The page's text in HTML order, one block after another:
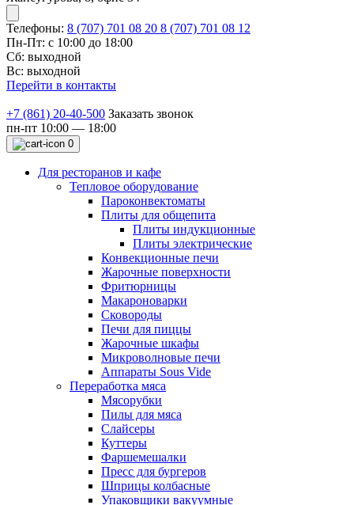
Телефоны: 8 (707) 701 08 20 8 (707) 701 08 12
Пн-Пт: с 10:00 до 18:00
Сб: выходной
Вс: выходной
Перейти в контакты
+7 (861) 20-40-500 Заказать звонок
пн-пт 10:00 — 18:00
0
Для ресторанов и кафе
Тепловое оборудование
Пароконвектоматы
Плиты для общепита
Плиты индукционные
Плиты электрические
Конвекционные печи
Жарочные поверхности
Фритюрницы
Макароноварки
Сковороды
Печи для пиццы
Жарочные шкафы
Микроволновые печи
Аппараты Sous Vide
Переработка мяса
Мясорубки
Пилы для мяса
Слайсеры
Куттеры
Фаршемешалки
Пресс для бургеров
Шприцы колбасные
Упаковщики вакуумные